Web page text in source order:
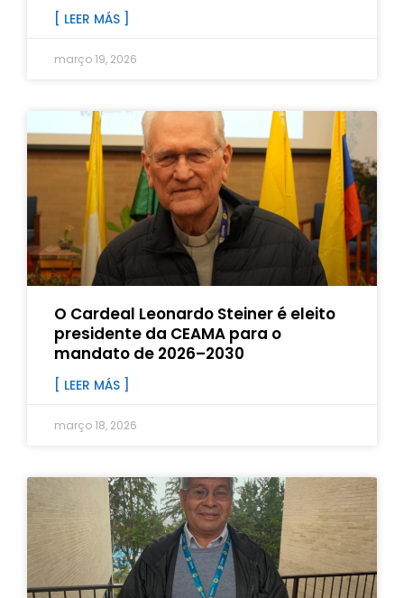
[ LEER MÁS ]
março 19, 2026
O Cardeal Leonardo Steiner é eleito
presidente da CEAMA para o
mandato de 2026–2030
[ LEER MÁS ]
março 18, 2026